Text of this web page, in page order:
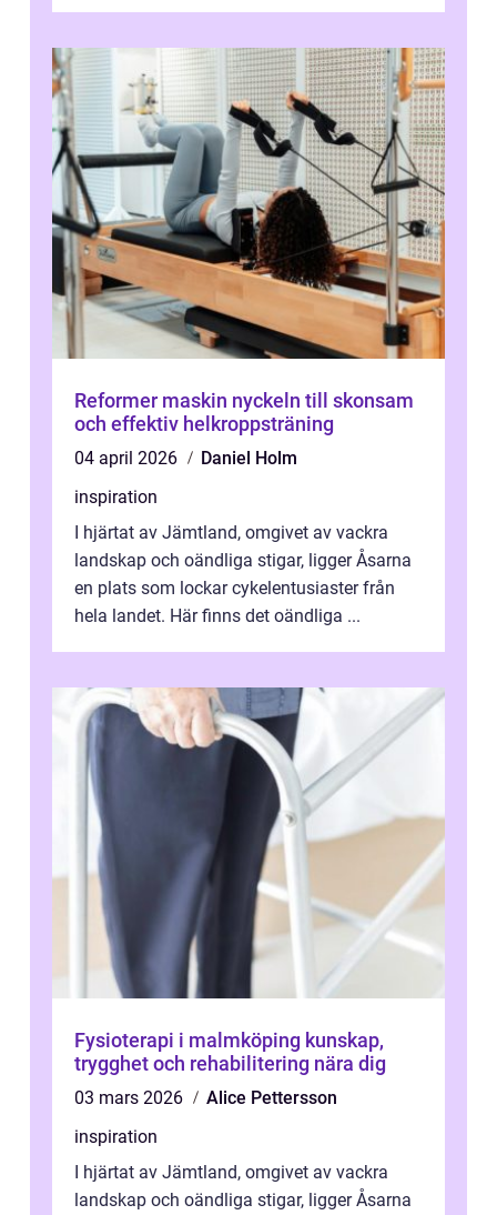
Reformer maskin nyckeln till skonsam
och effektiv helkroppsträning
04 april 2026
Daniel Holm
inspiration
I hjärtat av Jämtland, omgivet av vackra
landskap och oändliga stigar, ligger Åsarna
en plats som lockar cykelentusiaster från
hela landet. Här finns det oändliga ...
Fysioterapi i malmköping kunskap,
trygghet och rehabilitering nära dig
03 mars 2026
Alice Pettersson
inspiration
I hjärtat av Jämtland, omgivet av vackra
landskap och oändliga stigar, ligger Åsarna